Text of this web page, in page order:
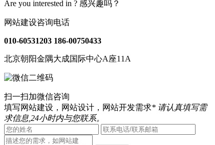
Are you interested in ? 感兴趣吗？
网站建设咨询电话
010-60531203 186-00750433
北京朝阳金隅大成国际中心A座11A
扫一扫加微信咨询
填写网站建设，网站设计，网站开发需求* 请认真填写需
求信息,24小时内与您联系。